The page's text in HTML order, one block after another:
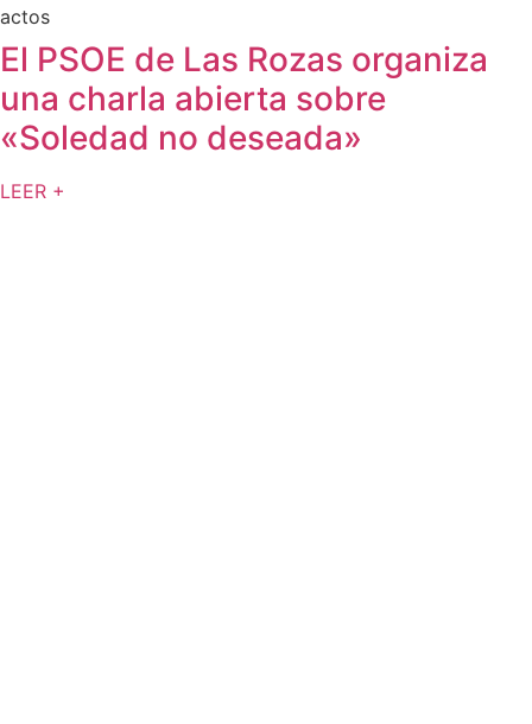
actos
El PSOE de Las Rozas organiza
una charla abierta sobre
«Soledad no deseada»
LEER +